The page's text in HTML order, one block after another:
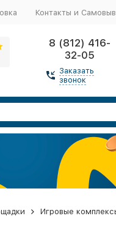
Контакты и
8 (812) 416-
32-05
Заказать
звонок
Игровые